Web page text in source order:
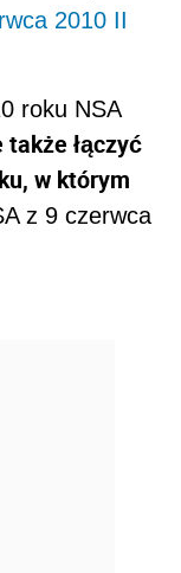
2010 II
roku NSA
także łączyć
w którym
z 9 czerwca